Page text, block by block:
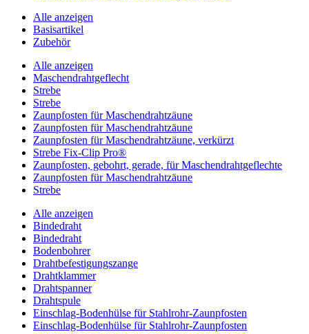
Alle anzeigen
Basisartikel
Zubehör
Alle anzeigen
Maschendrahtgeflecht
Strebe
Strebe
Zaunpfosten für Maschendrahtzäune
Zaunpfosten für Maschendrahtzäune
Zaunpfosten für Maschendrahtzäune, verkürzt
Strebe Fix-Clip Pro®
Zaunpfosten, gebohrt, gerade, für Maschendrahtgeflechte
Zaunpfosten für Maschendrahtzäune
Strebe
Alle anzeigen
Bindedraht
Bindedraht
Bodenbohrer
Drahtbefestigungszange
Drahtklammer
Drahtspanner
Drahtspule
Einschlag-Bodenhülse für Stahlrohr-Zaunpfosten
Einschlag-Bodenhülse für Stahlrohr-Zaunpfosten